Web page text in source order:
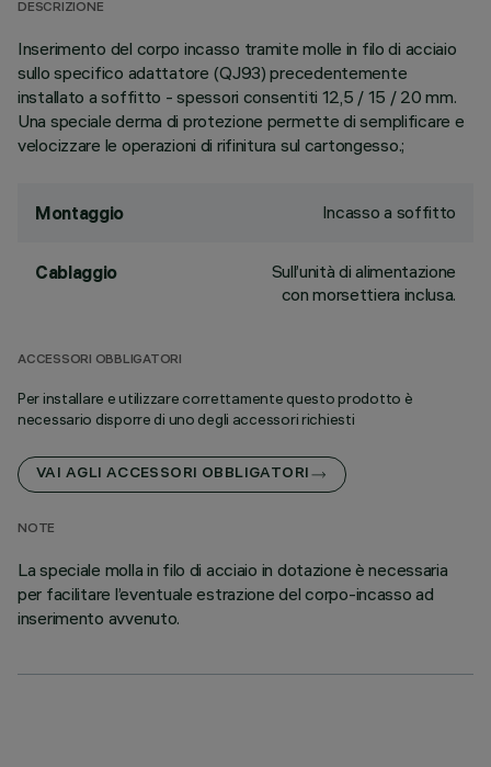
DESCRIZIONE
Inserimento del corpo incasso tramite molle in filo di acciaio
sullo specifico adattatore (QJ93) precedentemente
installato a soffitto - spessori consentiti 12,5 / 15 / 20 mm.
Una speciale derma di protezione permette di semplificare e
velocizzare le operazioni di rifinitura sul cartongesso.;
Montaggio Incasso a soffitto
Cablaggio
Sull’unità di alimentazione
con morsettiera inclusa.
ACCESSORI OBBLIGATORI
Per installare e utilizzare correttamente questo prodotto è
necessario disporre di uno degli accessori richiesti
VAI AGLI ACCESSORI OBBLIGATORI
NOTE
La speciale molla in filo di acciaio in dotazione è necessaria
per facilitare l’eventuale estrazione del corpo-incasso ad
inserimento avvenuto.